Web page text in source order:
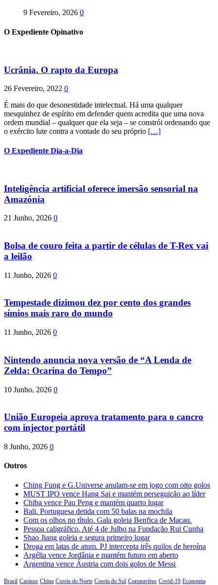
9 Fevereiro, 2026 0
O Expediente Opinativo
Ucrânia. O rapto da Europa
26 Fevereiro, 2022 0
É mais do que desonestidade intelectual. Há uma qualquer
mesquinhez de espírito em defender quem acredita que uma nova
ordem mundial – qualquer que ela seja – se constrói ordenando que
o exército lute contra a vontade do seu próprio […]
O Expediente Dia-a-Dia
Inteligência artificial oferece imersão sensorial na
Amazónia
21 Junho, 2026 0
Bolsa de couro feita a partir de células de T-Rex vai
a leilão
11 Junho, 2026 0
Tempestade dizimou dez por cento dos grandes
símios mais raro do mundo
11 Junho, 2026 0
Nintendo anuncia nova versão de “A Lenda de
Zelda: Ocarina do Tempo”
10 Junho, 2026 0
União Europeia aprova tratamento para o cancro
com injector portátil
8 Junho, 2026 0
Outros
Ching Fung e G.Universe anulam-se em jogo com oito golos
MUST IPO vence Hang Sai e mantém perseguição ao líder
Chiba vence Pau Peng e mantém quarto lugar
Bali. Portuguesa detida com 50 balas na mochila
Com os olhos no título. Gala goleia Benfica de Macau.
Pessoa caligráfico. Até 4 de Julho na Fundação Rui Cunha
Shao Jiang goleia e segura primeiro lugar
Droga em latas de atum. PJ intercepta três quilos de heroína
Argélia vence Jordânia e mantém futuro em aberto
Argentina vence Áustria com dois golos de Messi
Brasil Casinos China Coreia do Norte Coreia do Sul Coronavírus Covid-19 Economia